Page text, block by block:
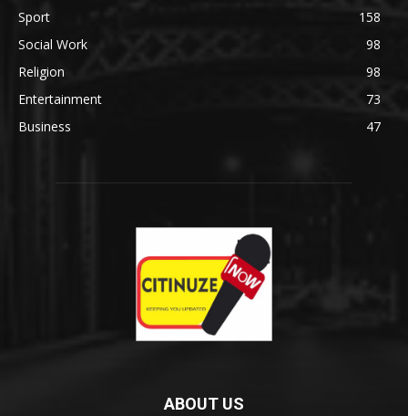
Sport
158
Social Work
98
Religion
98
Entertainment
73
Business
47
ABOUT US